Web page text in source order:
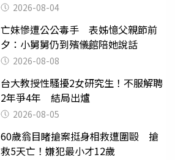
2026-08-04
亡妹慘遭公公毒手 表姊憶父親節前
夕：小舅舅仍到殯儀館陪她說話
2026-08-08
台大教授性騷擾2女研究生！不服解聘
2年爭4年 結局出爐
2026-08-05
60歲翁目睹搶案挺身相救遭圍毆 搶
救5天亡！嫌犯最小才12歲